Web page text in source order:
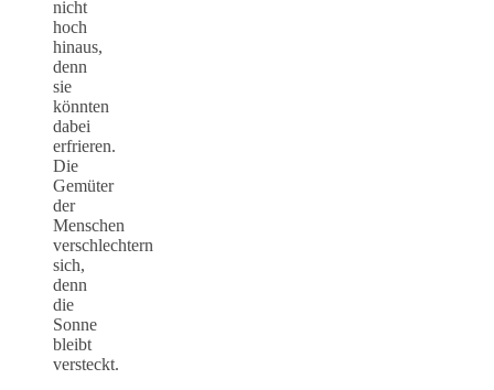
nicht
hoch
hinaus,
denn
sie
könnten
dabei
erfrieren.
Die
Gemüter
der
Menschen
verschlechtern
sich,
denn
die
Sonne
bleibt
versteckt.